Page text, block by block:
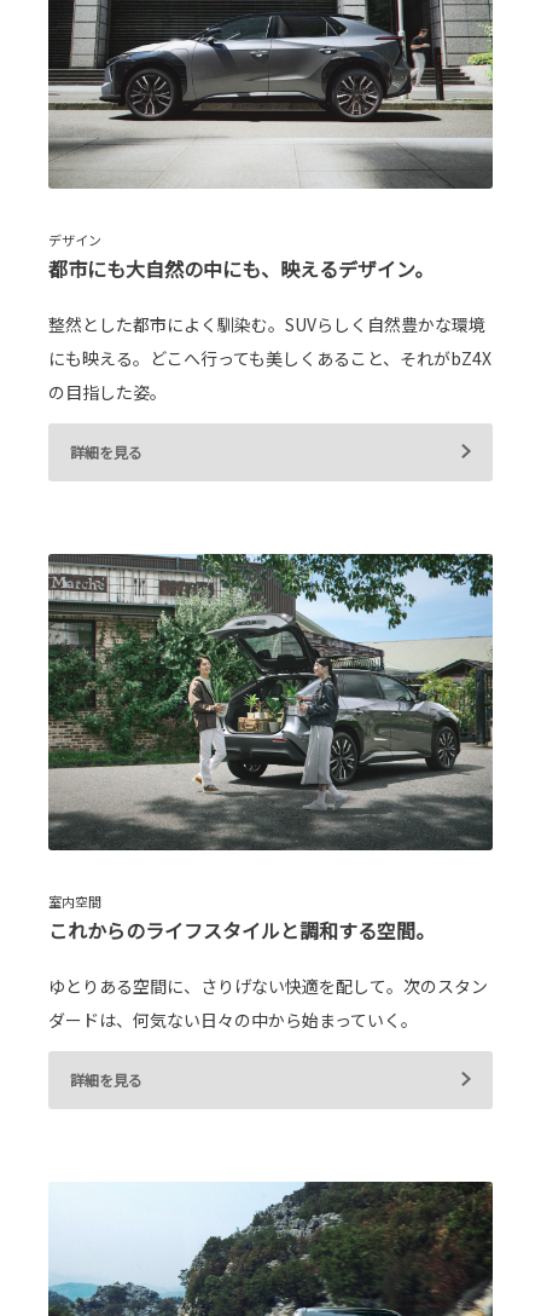
デザイン
都市にも大自然の中にも、映えるデザイン。
整然とした都市によく馴染む。SUVらしく自然豊かな環境
にも映える。どこへ行っても美しくあること、それがbZ4X
の目指した姿。
詳細を見る
室内空間
これからのライフスタイルと調和する空間。
ゆとりある空間に、さりげない快適を配して。次のスタン
ダードは、何気ない日々の中から始まっていく。
詳細を見る